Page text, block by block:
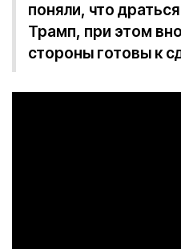
поняли, что
Трамп, при этом
стороны готовы к